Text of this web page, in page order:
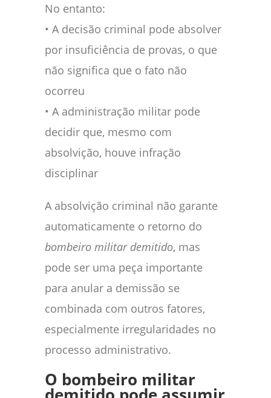
No entanto:
• A decisão criminal pode absolver
por insuficiência de provas, o que
não significa que o fato não
ocorreu
• A administração militar pode
decidir que, mesmo com
absolvição, houve infração
disciplinar
A absolvição criminal não garante
automaticamente o retorno do
bombeiro militar demitido, mas
pode ser uma peça importante
para anular a demissão se
combinada com outros fatores,
especialmente irregularidades no
processo administrativo.
O bombeiro militar